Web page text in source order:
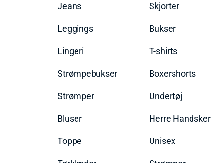
Jeans
Leggings
Lingeri
Strømpebukser
Strømper
Bluser
Toppe
Skjorter
Bukser
T-shirts
Boxershorts
Undertøj
Herre Handsker
Unisex